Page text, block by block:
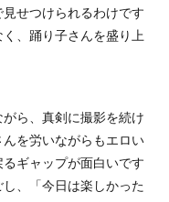
せつけられるわけです
、踊り子さんを盛り上
ら、真剣に撮影を続け
を労いながらもエロい
るギャップが面白いです
、「今日は楽しかった